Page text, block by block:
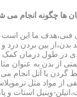
ها چگونه انجام می
فنی،هدف ما این است
بین بردن درد و
در طول درمان کمک
از بدن به عنوان
یا آتل انجام می
از مواد مثل
وینیل استات و